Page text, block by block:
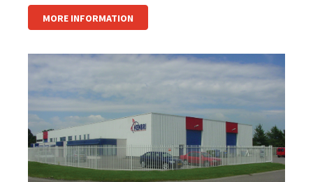
MORE INFORMATION